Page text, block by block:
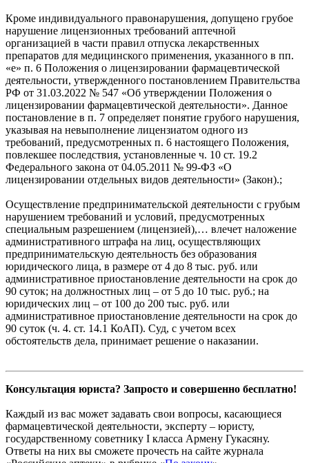
Кроме индивидуального правонарушения, допущено грубое
нарушение лицензионных требований аптечной
организацией в части правил отпуска лекарственных
препаратов для медицинского применения, указанного в пп.
«е» п. 6 Положения о лицензировании фармацевтической
деятельности, утвержденного постановлением Правительства
РФ от 31.03.2022 № 547 «Об утверждении Положения о
лицензировании фармацевтической деятельности». Данное
постановление в п. 7 определяет понятие грубого нарушения,
указывая на невыполнение лицензиатом одного из
требований, предусмотренных п. 6 настоящего Положения,
повлекшее последствия, установленные ч. 10 ст. 19.2
Федерального закона от 04.05.2011 № 99-ФЗ «О
лицензировании отдельных видов деятельности» (Закон).;
Осуществление предпринимательской деятельности с грубым
нарушением требований и условий, предусмотренных
специальным разрешением (лицензией),… влечет наложение
административного штрафа на лиц, осуществляющих
предпринимательскую деятельность без образования
юридического лица, в размере от 4 до 8 тыс. руб. или
административное приостановление деятельности на срок до
90 суток; на должностных лиц – от 5 до 10 тыс. руб.; на
юридических лиц – от 100 до 200 тыс. руб. или
административное приостановление деятельности на срок до
90 суток (ч. 4. ст. 14.1 КоАП). Суд, с учетом всех
обстоятельств дела, принимает решение о наказании.
Консультация юриста? Запросто и совершенно бесплатно!
Каждый из вас может задавать свои вопросы, касающиеся
фармацевтической деятельности, эксперту – юристу,
государственному советнику I класса Армену Гукасяну.
Ответы на них вы сможете прочесть на сайте журнала